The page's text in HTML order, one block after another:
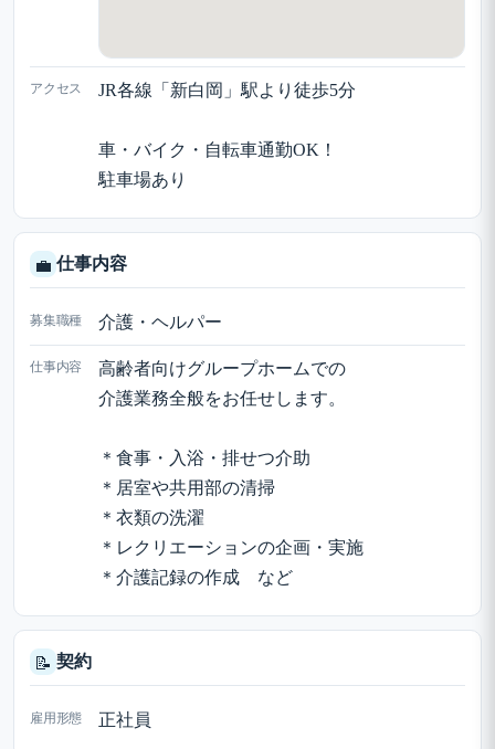
アクセス JR各線「新白岡」駅より徒歩5分
車・バイク・自転車通勤OK！
駐車場あり
💼 仕事内容
募集職種 介護・ヘルパー
仕事内容
高齢者向けグループホームでの
介護業務全般をお任せします。
＊食事・入浴・排せつ介助
＊居室や共用部の清掃
＊衣類の洗濯
＊レクリエーションの企画・実施
＊介護記録の作成 など
📝 契約
雇用形態 正社員